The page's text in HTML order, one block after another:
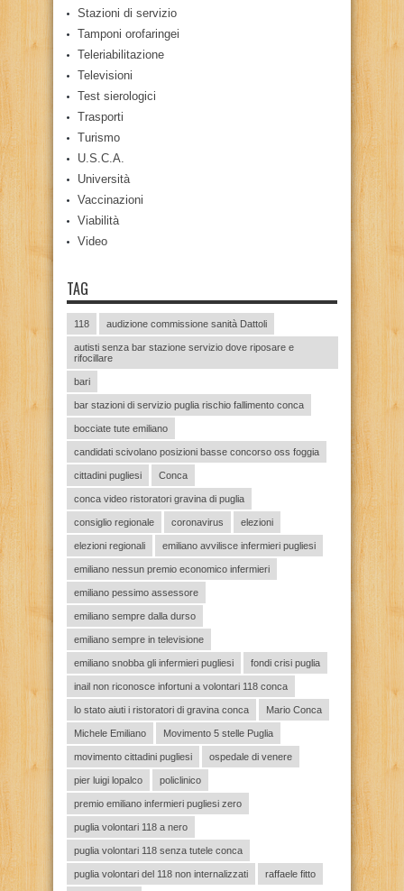
Stazioni di servizio
Tamponi orofaringei
Teleriabilitazione
Televisioni
Test sierologici
Trasporti
Turismo
U.S.C.A.
Università
Vaccinazioni
Viabilità
Video
TAG
118 audizione commissione sanità Dattoli
autisti senza bar stazione servizio dove riposare e
rifocillare
bari
bar stazioni di servizio puglia rischio fallimento conca
bocciate tute emiliano
candidati scivolano posizioni basse concorso oss foggia
cittadini pugliesi Conca
conca video ristoratori gravina di puglia
consiglio regionale coronavirus elezioni
elezioni regionali emiliano avvilisce infermieri pugliesi
emiliano nessun premio economico infermieri
emiliano pessimo assessore
emiliano sempre dalla durso
emiliano sempre in televisione
emiliano snobba gli infermieri pugliesi fondi crisi puglia
inail non riconosce infortuni a volontari 118 conca
lo stato aiuti i ristoratori di gravina conca Mario Conca
Michele Emiliano Movimento 5 stelle Puglia
movimento cittadini pugliesi ospedale di venere
pier luigi lopalco policlinico
premio emiliano infermieri pugliesi zero
puglia volontari 118 a nero
puglia volontari 118 senza tutele conca
puglia volontari del 118 non internalizzati raffaele fitto